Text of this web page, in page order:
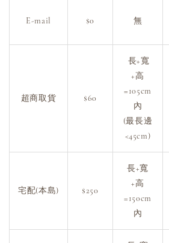
E-mail $0 無
超商取貨 $60
長+寬
+高
=105cm
內
(最長邊
<45cm)
宅配(本島) $250
長+寬
+高
=150cm
內